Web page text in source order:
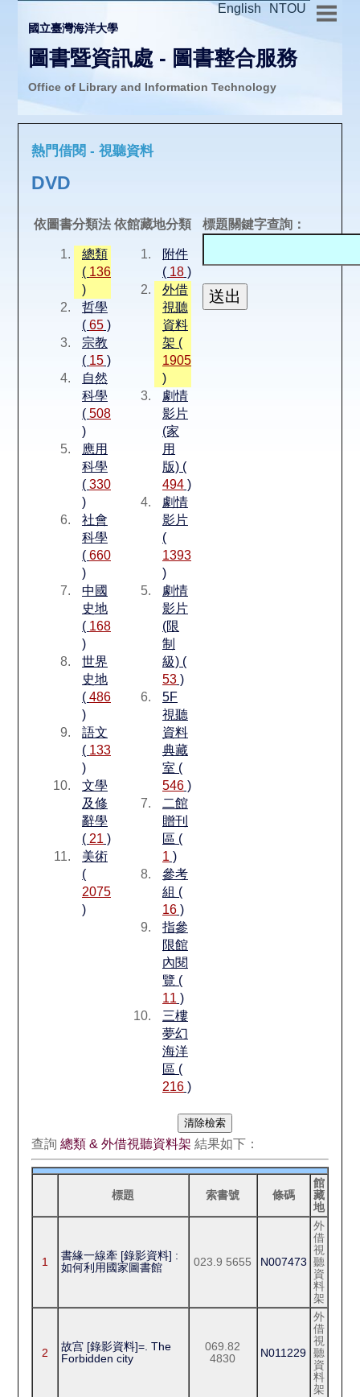
NTOU
English
國立臺灣海洋大學
圖書暨資訊處 - 圖書整合服務
Office of Library and Information Technology
推廣活動
圖書互借
線上報名
申請表單
空間借用
熱門借閱
個人借閱
熱門借閱 - 視聽資料
DVD
依圖書分類法
總類
( 136
)
哲學
( 65)
宗教
( 15)
自然
科學
( 508
)
應用
科學
( 330
)
社會
科學
( 660
)
中國
史地
( 168
)
世界
史地
( 486
)
語文
( 133
)
文學
及修
辭學
( 21 )
美術
(
2075
)
依館藏地分類
附件
( 18)
外借
視聽
資料
架 (
1905
)
劇情
影片
(家
用
版) (
494)
劇情
影片
(
1393
)
劇情
影片
(限
制
級) (
53)
5F
視聽
資料
典藏
室 (
546)
二館
贈刊
區 (
1 )
參考
組 (
16)
指參
限館
內閱
覽 (
11 )
三樓
夢幻
海洋
區 (
216)
標題關鍵字查詢：
查詢 總類 & 外借視聽資料架 結果如下：
標題 索書號 條碼
館
藏
地
1
書緣一線牽 [錄影資料] :
如何利用國家圖書館
023.9 5655 N007473
外
借
視
聽
資
料
架
2
故宫 [錄影資料]=. The
Forbidden city
069.82
4830
N011229
外
借
視
聽
資
料
架